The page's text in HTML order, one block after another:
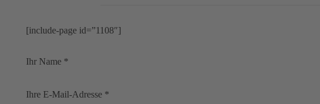
[include-page id=”1108″]
Ihr Name *
Ihre E-Mail-Adresse *